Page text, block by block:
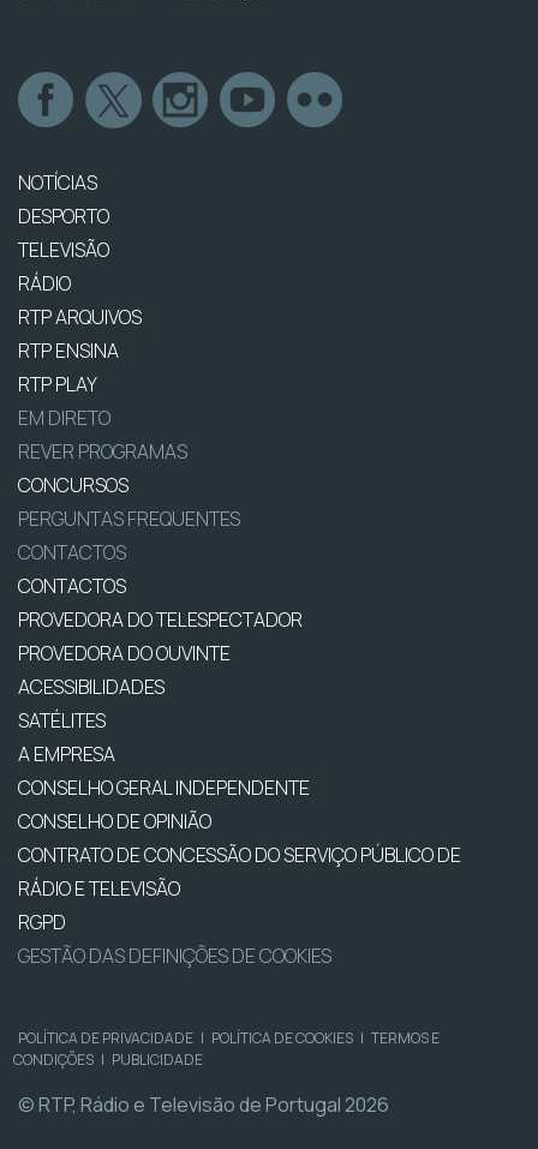
NOTÍCIAS
DESPORTO
TELEVISÃO
RÁDIO
RTP ARQUIVOS
RTP ENSINA
RTP PLAY
EM DIRETO
REVER PROGRAMAS
CONCURSOS
PERGUNTAS FREQUENTES
CONTACTOS
CONTACTOS
PROVEDORA DO TELESPECTADOR
PROVEDORA DO OUVINTE
ACESSIBILIDADES
SATÉLITES
A EMPRESA
CONSELHO GERAL INDEPENDENTE
CONSELHO DE OPINIÃO
CONTRATO DE CONCESSÃO DO SERVIÇO PÚBLICO DE
RÁDIO E TELEVISÃO
RGPD
GESTÃO DAS DEFINIÇÕES DE COOKIES
POLÍTICA DE PRIVACIDADE | POLÍTICA DE COOKIES | TERMOS E
CONDIÇÕES | PUBLICIDADE
© RTP, Rádio e Televisão de Portugal 2026